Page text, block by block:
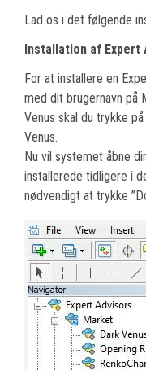
Lad os i det følgende
Installation af Expert
For at installere en
med dit brugernavn på
Venus skal du trykke
Venus.
Nu vil systemet åbne
installerede tidligere i
nødvendigt at trykke